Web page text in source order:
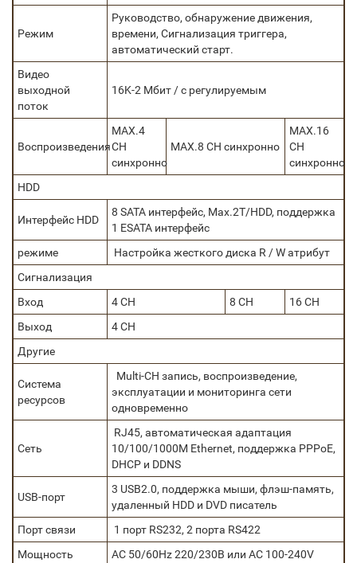
Режим
Руководство, обнаружение движения,
времени, Сигнализация триггера,
автоматический старт.
Видео
выходной
поток
16K-2 Мбит / с регулируемым
Воспроизведения
MAX.4
CH
синхронно
MAX.8 CH синхронно
MAX.16
CH
синхронно
HDD
Интерфейс HDD
8 SATA интерфейс, Max.2T/HDD, поддержка
1 ESATA интерфейс
режиме
Настройка жесткого диска R / W атрибут
Сигнализация
Вход
4 CH 8 CH
16 CH
Выход
4 CH
Другие
Система
ресурсов
Multi-CH запись, воспроизведение,
эксплуатации и мониторинга сети
одновременно
Сеть
RJ45, автоматическая адаптация
10/100/1000M Ethernet, поддержка PPPoE,
DHCP и DDNS
USB-порт
3 USB2.0, поддержка мыши, флэш-память,
удаленный HDD и DVD писатель
Порт связи
1 порт RS232, 2 порта RS422
Мощность
AC 50/60Hz 220/230В или AC 100-240V